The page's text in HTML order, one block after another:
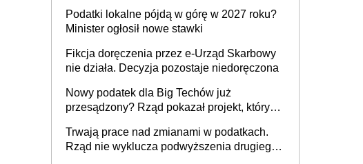
umowy cywilnoprawnej jedynym
racjonalnym wyjściem
Podatki lokalne pójdą w górę w 2027 roku?
Minister ogłosił nowe stawki
Fikcja doręczenia przez e-Urząd Skarbowy
nie działa. Decyzja pozostaje niedoręczona
Nowy podatek dla Big Techów już
przesądzony? Rząd pokazał projekt, który
Trwają prace nad zmianami w podatkach.
Rząd nie wyklucza podwyższenia drugiego